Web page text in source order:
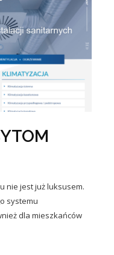
nie jest już luksusem.
systemu
dla mieszkańców